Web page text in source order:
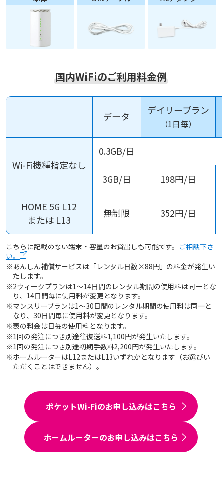
国内WiFiのご利用料金例
データ デイリープラン
（1日毎）
Wi-Fi機種指定なし
0.3GB/日
3GB/日 198円/日
HOME 5G L12
または L13
無制限 352円/日
こちらに記載のない端末・容量のお貸出しも可能です。 ご相談下さ
い。
※あんしん補償サービスは「レンタル日数×88円」の料金が発生い
たします。
※2ウィークプランは1～14日間のレンタル期間の使用料は同一とな
り、14日間毎に使用料が変更となります。
※マンスリープランは1～30日間のレンタル期間の使用料は同一と
なり、30日間毎に使用料が変更となります。
※表の料金は日毎の使用料となります。
※1回の発注につき別途往復送料1,100円が発生いたします。
※1回の発注につき別途初期手数料2,200円が発生いたします。
※ホームルーターはL12またはL13いずれかとなります（お選びい
ただくことはできません）。
ポケットWi-Fiのお申し込みはこちら
ホームルーターのお申し込みはこちら